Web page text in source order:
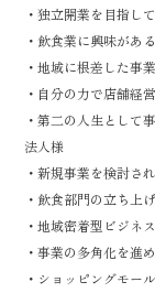
・独立開業を目指し
・飲食業に興味があ
・地域に根差した事
・自分の力で店舗経
・第二の人生として
法人様
・新規事業を検討さ
・飲食部門の立ち上
・地域密着型ビジネ
・事業の多角化を進
・ショッピングモー